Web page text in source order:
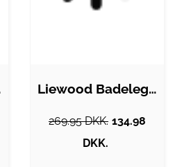
-… Liewood Badelegetøj - Carolina - 4-Pak -…
269.95 DKK. 134.98
DKK.